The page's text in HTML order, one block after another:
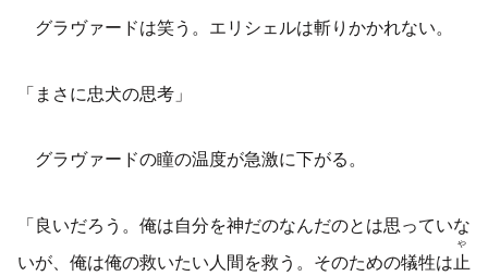
グラヴァードは笑う。エリシェルは斬りかかれない。
「まさに忠犬の思考」
グラヴァードの瞳の温度が急激に下がる。
「良いだろう。俺は自分を神だのなんだのとは思っていな
いが、俺は俺の救いたい人間を救う。そのための犠牲は止
や